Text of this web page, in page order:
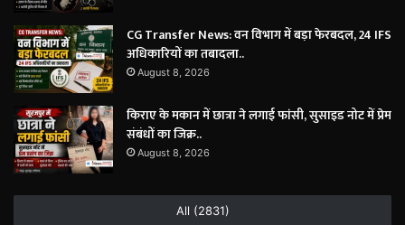
CG Transfer News: वन विभाग में बड़ा फेरबदल, 24 IFS
अधिकारियों का तबादला..
August 8, 2026
किराए के मकान में छात्रा ने लगाई फांसी, सुसाइड नोट में प्रेम
संबंधों का जिक्र..
August 8, 2026
All (2831)